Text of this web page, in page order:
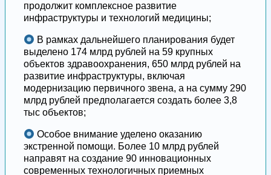
продолжит комплексное развитие
инфраструктуры и технологий медицины;
В рамках дальнейшего планирования будет
выделено 174 млрд рублей на 59 крупных
объектов здравоохранения, 650 млрд рублей на
развитие инфраструктуры, включая
модернизацию первичного звена, а на сумму 290
млрд рублей предполагается создать более 3,8
тыс объектов;
Особое внимание уделено оказанию
экстренной помощи. Более 10 млрд рублей
направят на создание 90 инновационных
современных технологичных приемных